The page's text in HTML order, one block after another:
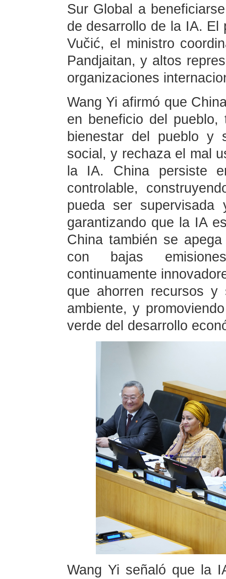
Sur Global a
de desarrollo de la IA. El
Vučić, el ministro
Pandjaitan, y altos
organizaciones
Wang Yi afirmó que
en beneficio del
bienestar del pueblo y
social, y rechaza el mal
la IA. China persiste
controlable,
pueda ser
garantizando que la IA
China también se
con bajas
continuamente
que ahorren recursos y
ambiente, y
verde del desarrollo
Wang Yi señaló que la